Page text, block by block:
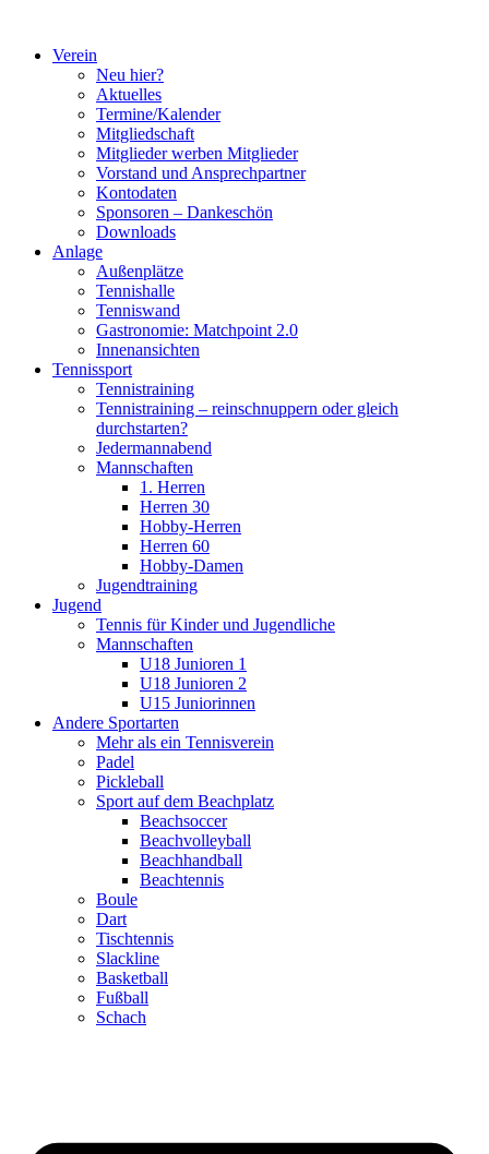
springenVerein
Neu hier?
Aktuelles
Termine/Kalender
Mitgliedschaft
Mitglieder werben Mitglieder
Vorstand und Ansprechpartner
Kontodaten
Sponsoren – Dankeschön
Downloads
Anlage
Außenplätze
Tennishalle
Tenniswand
Gastronomie: Matchpoint 2.0
Innenansichten
Tennissport
Tennistraining
Tennistraining – reinschnuppern oder gleich
durchstarten?
Jedermannabend
Mannschaften
1. Herren
Herren 30
Hobby-Herren
Herren 60
Hobby-Damen
Jugendtraining
Jugend
Tennis für Kinder und Jugendliche
Mannschaften
U18 Junioren 1
U18 Junioren 2
U15 Juniorinnen
Andere Sportarten
Mehr als ein Tennisverein
Padel
Pickleball
Sport auf dem Beachplatz
Beachsoccer
Beachvolleyball
Beachhandball
Beachtennis
Boule
Dart
Tischtennis
Slackline
Basketball
Fußball
Schach